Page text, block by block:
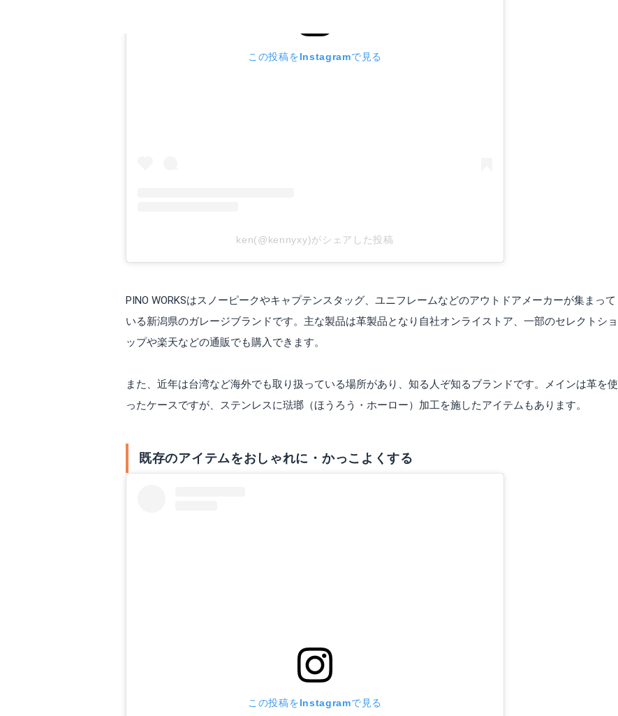
この投稿をInstagramで見る
ken(@kennyxy)がシェアした投稿
PINO WORKSはスノーピークやキャプテンスタッグ、ユニフレームなどのアウトドアメーカーが集まって
いる新潟県のガレージブランドです。主な製品は革製品となり自社オンライストア、一部のセレクトショ
ップや楽天などの通販でも購入できます。
また、近年は台湾など海外でも取り扱っている場所があり、知る人ぞ知るブランドです。メインは革を使
ったケースですが、ステンレスに琺瑯（ほうろう・ホーロー）加工を施したアイテムもあります。
既存のアイテムをおしゃれに・かっこよくする
この投稿をInstagramで見る